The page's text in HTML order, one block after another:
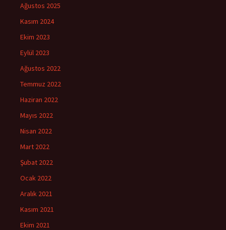
Ağustos 2025
Kasım 2024
Ekim 2023
Eylül 2023
Ağustos 2022
Temmuz 2022
Haziran 2022
Mayıs 2022
Nisan 2022
Mart 2022
Şubat 2022
Ocak 2022
Aralık 2021
Kasım 2021
Ekim 2021